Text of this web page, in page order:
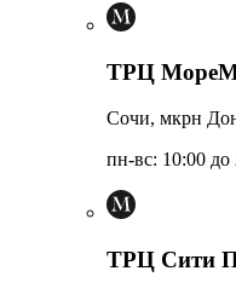
ТРЦ
Сочи, мкрн
пн-вс: 10:00 до
ТРЦ Сити